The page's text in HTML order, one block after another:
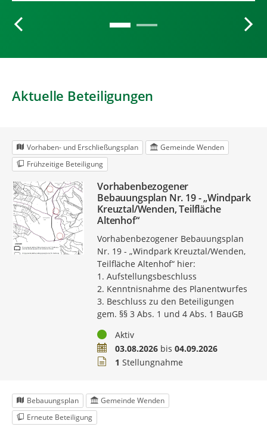
Aktuelle Beteiligungen
Vorhaben- und Erschließungsplan
Gemeinde Wenden
Frühzeitige Beteiligung
Vorhabenbezogener
Bebauungsplan Nr. 19 - „Windpark
Kreuztal/Wenden, Teilfläche
Altenhof“
Vorhabenbezogener Bebauungsplan
Nr. 19 - „Windpark Kreuztal/Wenden,
Teilfläche Altenhof“ hier:
1. Aufstellungsbeschluss
2. Kenntnisnahme des Planentwurfes
3. Beschluss zu den Beteiligungen
gem. §§ 3 Abs. 1 und 4 Abs. 1 BauGB
StatusAktiv
Zeitraum03.08.2026bis 04.09.2026
Stellungnahmen
1 Stellungnahme
Bebauungsplan
Gemeinde Wenden
Erneute Beteiligung